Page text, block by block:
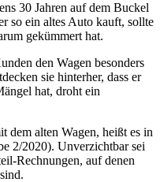
30 Jahren auf dem Buckel
so ein altes Auto kauft, sollte
gekümmert hat.
den Wagen besonders
sie hinterher, dass er
hat, droht ein
dem alten Wagen, heißt es in
2/2020). Unverzichtbar sei
Rechnungen, auf denen